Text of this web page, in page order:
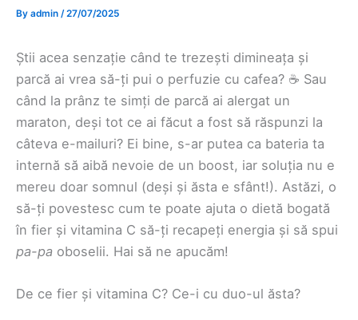
By admin /27/07/2025
Știi acea senzație când te trezești dimineața și
parcă ai vrea să-ți pui o perfuzie cu cafea? ☕ Sau
când la prânz te simți de parcă ai alergat un
maraton, deși tot ce ai făcut a fost să răspunzi la
câteva e-mailuri? Ei bine, s-ar putea ca bateria ta
internă să aibă nevoie de un boost, iar soluția nu e
mereu doar somnul (deși și ăsta e sfânt!). Astăzi, o
să-ți povestesc cum te poate ajuta o dietă bogată
în fier și vitamina C să-ți recapeți energia și să spui
pa-pa oboselii. Hai să ne apucăm!
De ce fier și vitamina C? Ce-i cu duo-ul ăsta?